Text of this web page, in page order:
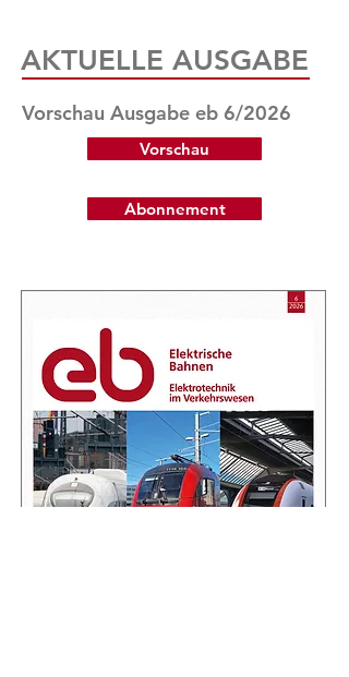
AKTUELLE AUSGABE
Vorschau Ausgabe eb 6/2026
Vorschau
Abonnement